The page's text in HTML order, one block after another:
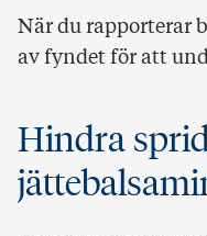
När du rapporterar
av fyndet för att
Hindra